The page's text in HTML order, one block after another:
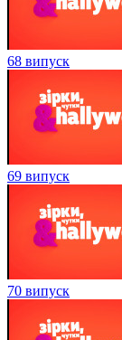
68 випуск
69 випуск
70 випуск